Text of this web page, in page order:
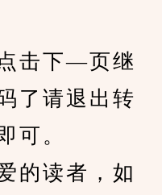
击下—页继
了请退出转
可。
读者，如